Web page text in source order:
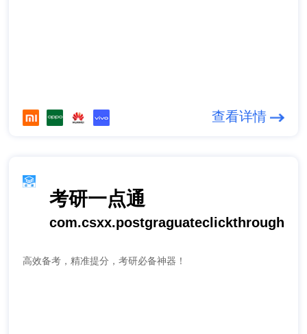
查看详情
考研一点通
com.csxx.postgraguateclickthrough
高效备考，精准提分，考研必备神器！